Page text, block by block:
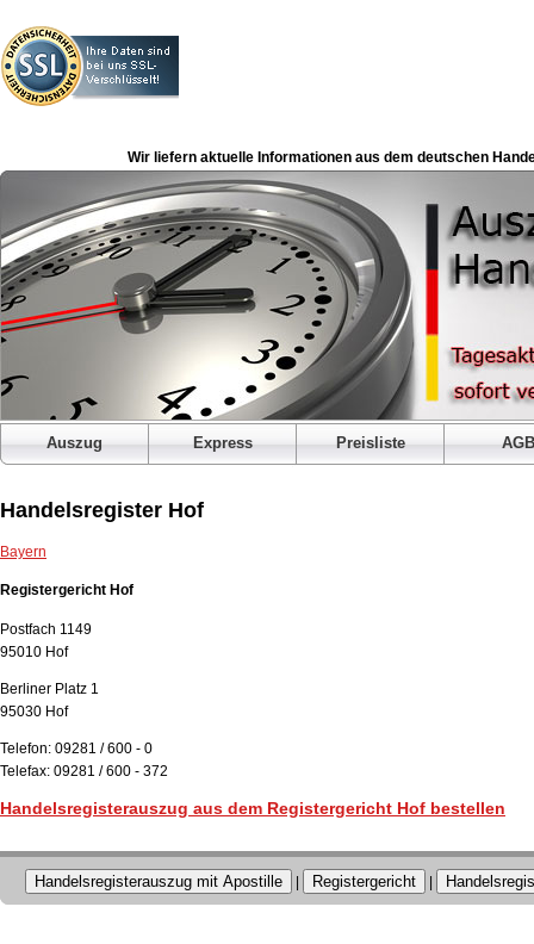
Wir liefern aktuelle Informationen aus dem deutschen
Auszug Express Preisliste AGB
Handelsregister Hof
Bayern
Registergericht Hof
Postfach 1149
95010 Hof
Berliner Platz 1
95030 Hof
Telefon: 09281 / 600 - 0
Telefax: 09281 / 600 - 372
Handelsregisterauszug aus dem Registergericht Hof bestellen
Handelsregisterauszug mit Apostille Registergericht